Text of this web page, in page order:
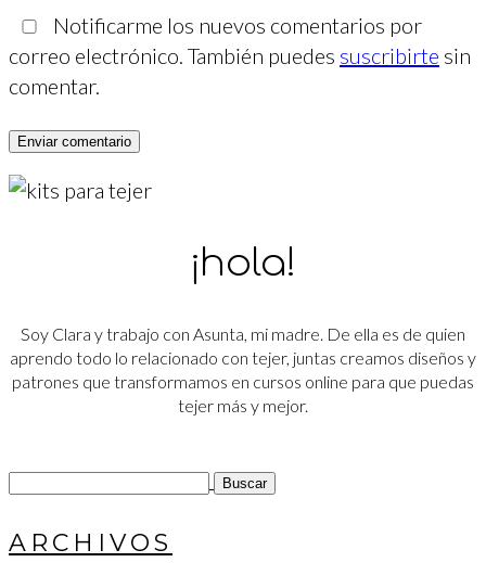
Notificarme los nuevos comentarios por
correo electrónico. También puedes suscribirte sin
comentar.
¡hola!
Soy Clara y trabajo con Asunta, mi madre. De ella es de quien
aprendo todo lo relacionado con tejer, juntas creamos diseños y
patrones que transformamos en cursos online para que puedas
tejer más y mejor.
ARCHIVOS